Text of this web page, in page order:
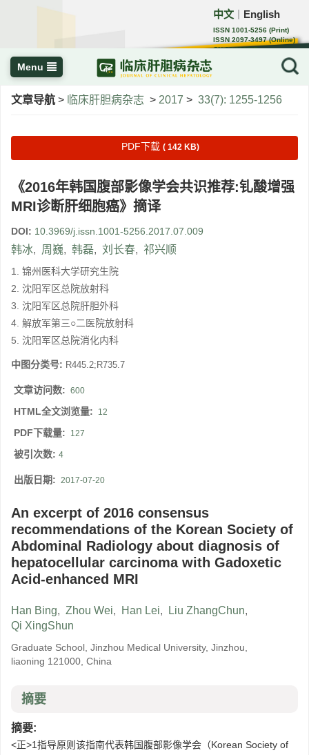
中文 English
ISSN 1001-5256 (Print)
ISSN 2097-3497 (Online)
CN 22-1108/R
Menu
文章导航 > 临床肝胆病杂志 > 2017 > 33(7): 1255-1256
PDF下载 ( 142 KB)
《2016年韩国腹部影像学会共识推荐:钆酸增强
MRI诊断肝细胞癌》摘译
DOI: 10.3969/j.issn.1001-5256.2017.07.009
韩冰, 周巍, 韩磊, 刘长春, 祁兴顺
1. 锦州医科大学研究生院
2. 沈阳军区总院放射科
3. 沈阳军区总院肝胆外科
4. 解放军第三○二医院放射科
5. 沈阳军区总院消化内科
中图分类号: R445.2;R735.7
文章访问数: 600
HTML全文浏览量: 12
PDF下载量: 127
被引次数: 4
出版日期: 2017-07-20
An excerpt of 2016 consensus
recommendations of the Korean Society of
Abdominal Radiology about diagnosis of
hepatocellular carcinoma with Gadoxetic
Acid-enhanced MRI
Han Bing, Zhou Wei, Han Lei, Liu ZhangChun,
Qi XingShun
Graduate School, Jinzhou Medical University, Jinzhou,
liaoning 121000, China
摘要
摘要:
<正>1指导原则该指南代表韩国腹部影像学会（Korean Society of